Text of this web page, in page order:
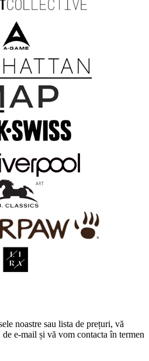
noastre sau lista de prețuri, vă
de e-mail și vă vom contacta în termen